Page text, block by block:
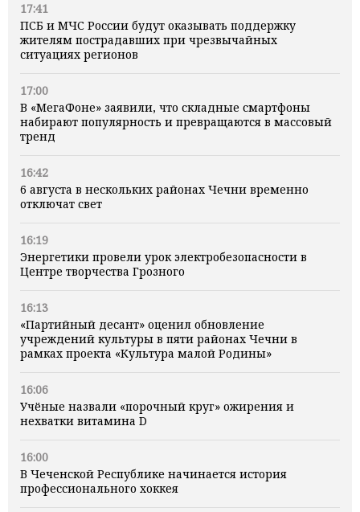
17:41
ПСБ и МЧС России будут оказывать поддержку
жителям пострадавших при чрезвычайных
ситуациях регионов
17:00
В «МегаФоне» заявили, что складные смартфоны
набирают популярность и превращаются в массовый
тренд
16:42
6 августа в нескольких районах Чечни временно
отключат свет
16:19
Энергетики провели урок электробезопасности в
Центре творчества Грозного
16:13
«Партийный десант» оценил обновление
учреждений культуры в пяти районах Чечни в
рамках проекта «Культура малой Родины»
16:06
Учёные назвали «порочный круг» ожирения и
нехватки витамина D
16:00
В Чеченской Республике начинается история
профессионального хоккея